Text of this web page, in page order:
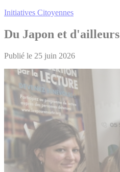
Initiatives Citoyennes
Du Japon et d'ailleurs
Publié le 25 juin 2026